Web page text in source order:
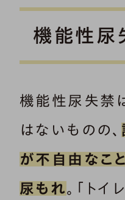
機能性尿
機能性尿失禁
はないものの、
が不自由なこ
尿もれ。「ト